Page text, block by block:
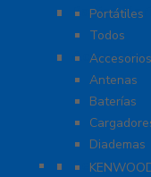
Radios
Portátiles
Todos
Accesorios
Accesorios
Antenas
Baterías
Diademas